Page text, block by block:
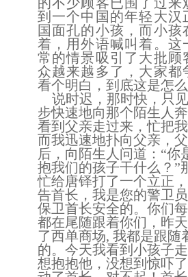
到一个中国的年轻大汉
国面孔的小孩，而小孩
着，用外语喊叫着。这
常的情景吸引了大批顾
众越来越多了，大家都
看个明白，到底这是怎
说时迟，那时快， 只
步快速地向那个陌生人
看到父亲走过来，忙把
而我迅速地扑向父亲，
后，向陌生人问道： “你
抱我们的孩子干什么？”
忙给唐铎打了一个立正
告首长，我是您的警卫
保卫首长安全的。你们
都在尾随跟着你们，昨
了西单商场, 我都是跟随
的。今天我看到小孩子
想抱抱他，没想到惊吓